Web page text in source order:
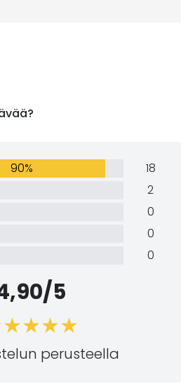
90%
18
2
0
0
0
5
perusteella